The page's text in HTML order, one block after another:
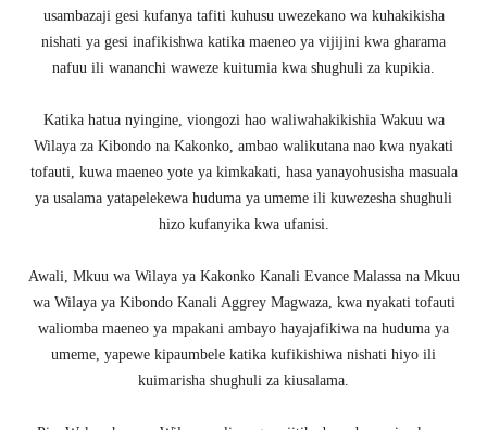
usambazaji gesi kufanya tafiti kuhusu uwezekano wa kuhakikisha
nishati ya gesi inafikishwa katika maeneo ya vijijini kwa gharama
nafuu ili wananchi waweze kuitumia kwa shughuli za kupikia.
Katika hatua nyingine, viongozi hao waliwahakikishia Wakuu wa
Wilaya za Kibondo na Kakonko, ambao walikutana nao kwa nyakati
tofauti, kuwa maeneo yote ya kimkakati, hasa yanayohusisha masuala
ya usalama yatapelekewa huduma ya umeme ili kuwezesha shughuli
hizo kufanyika kwa ufanisi.
Awali, Mkuu wa Wilaya ya Kakonko Kanali Evance Malassa na Mkuu
wa Wilaya ya Kibondo Kanali Aggrey Magwaza, kwa nyakati tofauti
waliomba maeneo ya mpakani ambayo hayajafikiwa na huduma ya
umeme, yapewe kipaumbele katika kufikishiwa nishati hiyo ili
kuimarisha shughuli za kiusalama.